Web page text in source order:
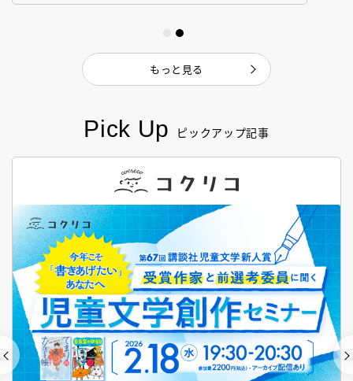
Pick Up ピックアップ記事
もっと見る